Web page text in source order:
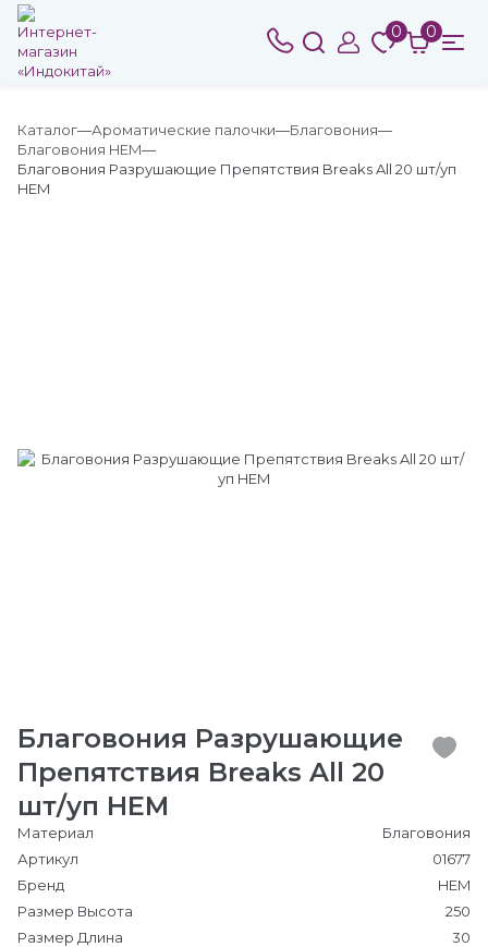
0 0
Каталог Ароматические палочки
Благовония
Благовония HEM
Благовония Разрушающие Препятствия Breaks All 20 шт/уп
HEM
Благовония Разрушающие
Препятствия Breaks All 20
шт/уп HEM
Материал
Благовония
Артикул
01677
Бренд
HEM
Размер Высота
250
Размер Длина
30